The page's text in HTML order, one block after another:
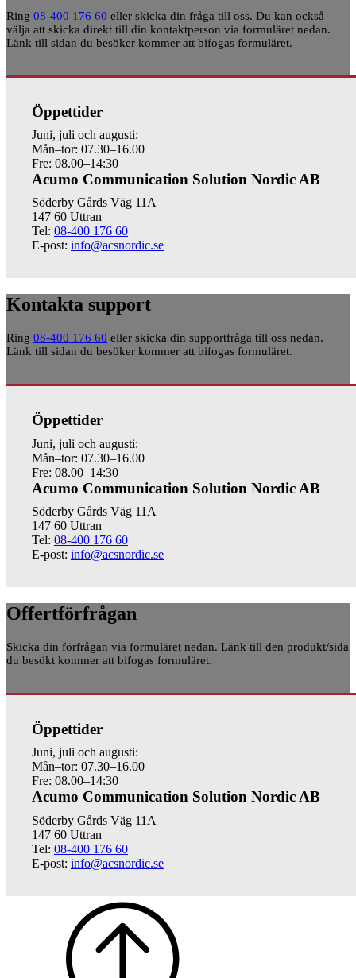
Ring 08-400 176 60 eller skicka din fråga till oss. Du kan också
välja att skicka direkt till din kontaktperson via formuläret nedan.
Länk till sidan du besöker kommer att bifogas formuläret.
Öppettider
Juni, juli och augusti:
Mån–tor: 07.30–16.00
Fre: 08.00–14:30
Acumo Communication Solution Nordic AB
Söderby Gårds Väg 11A
147 60 Uttran
Tel: 08-400 176 60
E-post: info@acsnordic.se
Kontakta support
Ring 08-400 176 60 eller skicka din supportfråga till oss nedan.
Länk till sidan du besöker kommer att bifogas formuläret.
Öppettider
Juni, juli och augusti:
Mån–tor: 07.30–16.00
Fre: 08.00–14:30
Acumo Communication Solution Nordic AB
Söderby Gårds Väg 11A
147 60 Uttran
Tel: 08-400 176 60
E-post: info@acsnordic.se
Offertförfrågan
Skicka din förfrågan via formuläret nedan. Länk till den produkt/sida
du besökt kommer att bifogas formuläret.
Öppettider
Juni, juli och augusti:
Mån–tor: 07.30–16.00
Fre: 08.00–14:30
Acumo Communication Solution Nordic AB
Söderby Gårds Väg 11A
147 60 Uttran
Tel: 08-400 176 60
E-post: info@acsnordic.se